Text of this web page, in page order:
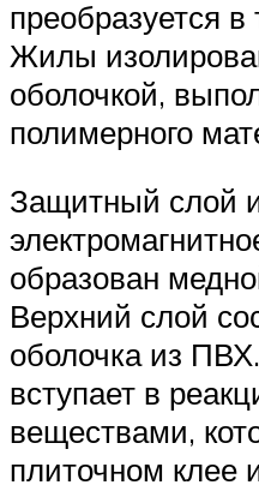
преобразуется
Жилы
оболочкой,
полимерного
Защитный слой
образован
Верхний слой
оболочка из
вступает в
веществами,
плиточном клее